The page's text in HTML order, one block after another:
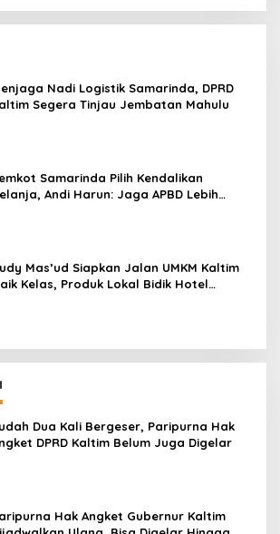
Nadi Logistik Samarinda, DPRD
Segera Tinjau Jembatan Mahulu
Samarinda Pilih Kendalikan
Andi Harun: Jaga APBD Lebih
Mas’ud Siapkan Jalan UMKM Kaltim
Kelas, Produk Lokal Bidik Hotel
Dua Kali Bergeser, Paripurna Hak
DPRD Kaltim Belum Juga Digelar
Hak Angket Gubernur Kaltim